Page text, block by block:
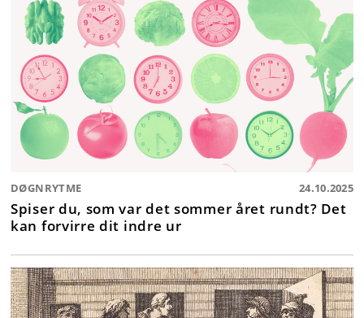
DØGNRYTME 24.10.2025
Spiser du, som var det sommer året rundt? Det
kan forvirre dit indre ur